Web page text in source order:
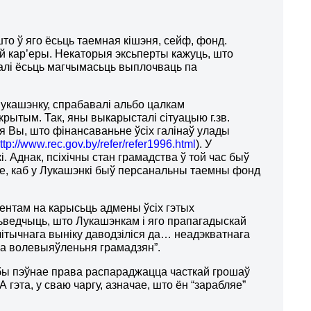
ў яго ёсьць таемная кішэня, сейф, фонд.
кар’еры. Некаторыя эксьперты кажуць, што
ёсьць магчымасьць выплочваць па
спрабавалі альбо цалкам
Так, яны выкарысталі сітуацыю г.зв.
Вы, што фінансаваньне ўсіх галінаў улады
www.rec.gov.by/refer/refer1996.html). У
псіхічны стан грамадства ў той час быў
каб у Лукашэнкі быў персанальны таемны фонд
на карысьць адмены ўсіх гэтых
што Лукашэнкам і яго прапагадыскай
выніку даводзіліся да… неадэкватнага
волевыяўленьня грамадзян”.
права распараджацца часткай грошаў
гэта, у сваю чаргу, азначае, што ён “зарабляе”